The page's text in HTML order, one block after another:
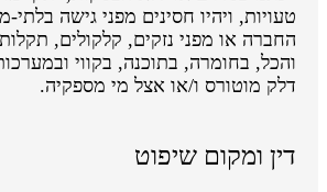
טעויות, ויהיו חסינים מפני גישה בלתי-
החברה או מפני נזקים, קלקולים, תקלות
והכל, בחומרה, בתוכנה, בקווי
דלק מוטורס ו/או אצל מי מספקיה.
דין ומקום שיפוט